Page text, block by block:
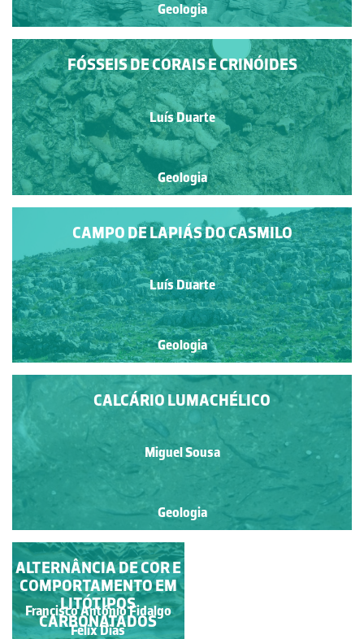
Geologia
FÓSSEIS DE CORAIS E CRINÓIDES
Luís Duarte
Geologia
CAMPO DE LAPIÁS DO CASMILO
Luís Duarte
Geologia
CALCÁRIO LUMACHÉLICO
Miguel Sousa
Geologia
LAPIÁS LITORAL
Miguel Sousa
ALTERNÂNCIA DE COR E
COMPORTAMENTO EM
LITÓTIPOS
CARBONATADOS
Francisco António Fidalgo
Félix Dias